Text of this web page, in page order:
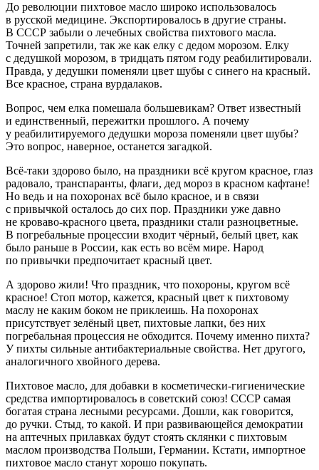
До революции пихтовое масло широко использовалось
в русской медицине. Экспортировалось в другие страны.
В СССР забыли о лечебных свойства пихтового масла.
Точней запретили, так же как елку с дедом морозом. Елку
с дедушкой морозом, в тридцать пятом году реабилитировали.
Правда, у дедушки поменяли цвет шубы с синего на красный.
Все красное, страна вурдалаков.
Вопрос, чем елка помешала большевикам? Ответ известный
и единственный, пережитки прошлого. А почему
у реабилитируемого дедушки мороза поменяли цвет шубы?
Это вопрос, наверное, останется загадкой.
Всё-таки здорово было, на праздники всё кругом красное, глаз
радовало, транспаранты, флаги, дед мороз в красном кафтане!
Но ведь и на похоронах всё было красное, и в связи
с привычкой осталось до сих пор. Праздники уже давно
не кроваво-красного цвета, праздники стали разноцветные.
В погребальные процессии входит чёрный, белый цвет, как
было раньше в России, как есть во всём мире. Народ
по привычки предпочитает красный цвет.
А здорово жили! Что праздник, что похороны, кругом всё
красное! Стоп мотор, кажется, красный цвет к пихтовому
маслу не каким боком не приклеишь. На похоронах
присутствует зелёный цвет, пихтовые лапки, без них
погребальная процессия не обходится. Почему именно пихта?
У пихты сильные антибактериальные свойства. Нет другого,
аналогичного хвойного дерева.
Пихтовое масло, для добавки в косметически-гигиенические
средства импортировалось в советский союз! СССР самая
богатая страна лесными ресурсами. Дошли, как говорится,
до ручки. Стыд, то какой. И при развивающейся демократии
на аптечных прилавках будут стоять склянки с пихтовым
маслом производства Польши, Германии. Кстати, импортное
пихтовое масло станут хорошо покупать.